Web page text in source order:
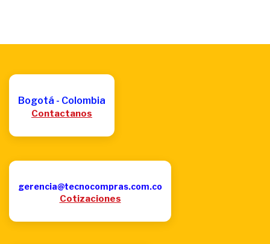
Bogotá - Colombia
Contactanos
gerencia@tecnocompras.com.co
Cotizaciones